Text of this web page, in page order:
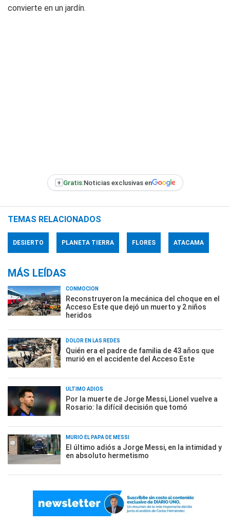
convierte en un jardín.
+ Gratis:Noticias exclusivas en
TEMAS RELACIONADOS
DESIERTO PLANETA TIERRA FLORES ATACAMA
MÁS LEÍDAS
CONMOCIÓN
Reconstruyeron la mecánica del choque en el
Acceso Este que dejó un muerto y 2 niños
heridos
DOLOR EN LAS REDES
Quién era el padre de familia de 43 años que
murió en el accidente del Acceso Este
ÚLTIMO ADIÓS
Por la muerte de Jorge Messi, Lionel vuelve a
Rosario: la difícil decisión que tomó
MURIÓ EL PAPÁ DE MESSI
El último adiós a Jorge Messi, en la intimidad y
en absoluto hermetismo